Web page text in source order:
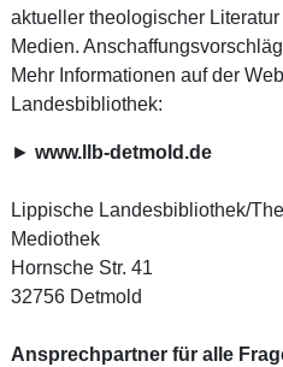
aktueller theologischer
Medien.
Mehr Informationen auf der
Landesbibliothek:
► www.llb-detmold.de
Lippische Landesbibliothek/
Mediothek
Hornsche Str. 41
32756 Detmold
Ansprechpartner für alle